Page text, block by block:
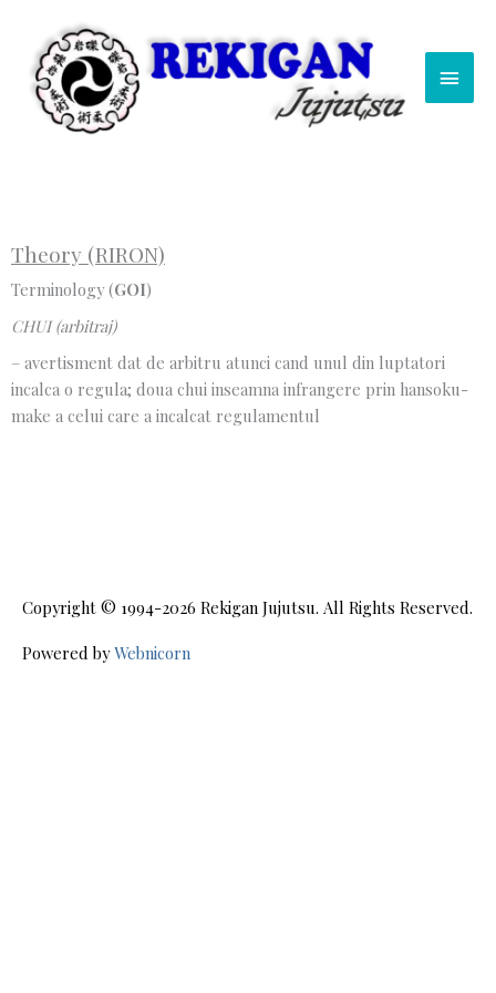
content
Theory (RIRON)
Terminology (GOI)
CHUI (arbitraj)
– avertisment dat de arbitru atunci cand unul din luptatori
incalca o regula; doua chui inseamna infrangere prin hansoku-
make a celui care a incalcat regulamentul
Copyright © 1994-2026 Rekigan Jujutsu. All Rights Reserved.
Powered byWebnicorn